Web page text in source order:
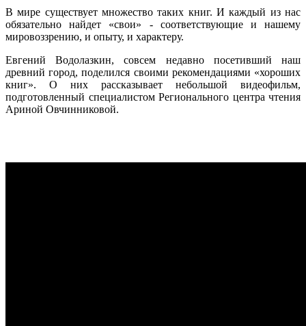
В мире существует множество таких книг. И каждый из нас
обязательно найдет «свои» - соответствующие и нашему
мировоззрению, и опыту, и характеру.
Евгений Водолазкин, совсем недавно посетивший наш
древний город, поделился своими рекомендациями «хороших
книг». О них рассказывает небольшой видеофильм,
подготовленный специалистом Регионального центра чтения
Ариной Овчинниковой.